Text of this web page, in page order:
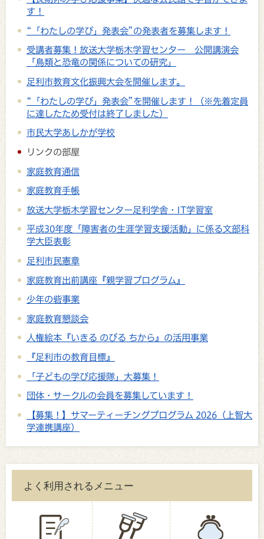
す！
“「わたしの学び」発表会”の発表者を募集します！
受講者募集！放送大学栃木学習センター 公開講演会
「鳥類と恐竜の関係についての研究」
足利市教育文化振興大会を開催します。
“「わたしの学び」発表会”を開催します！（※先着定員
に達したため受付は終了しました）
市民大学あしかが学校
リンクの部屋
家庭教育通信
家庭教育手帳
放送大学栃木学習センター足利学舎・IT学習室
平成30年度「障害者の生涯学習支援活動」に係る文部科
学大臣表彰
足利市民憲章
家庭教育出前講座『親学習プログラム』
少年の砦事業
家庭教育懇談会
人権絵本『いきる のびる ちから』の活用事業
『足利市の教育目標』
「子どもの学び応援隊」大募集！
団体・サークルの会員を募集しています！
【募集！】サマーティーチングプログラム 2026（上智大
学連携講座）
よく利用されるメニュー